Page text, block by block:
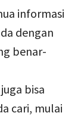
informasi
dengan
benar-
bisa
cari, mulai